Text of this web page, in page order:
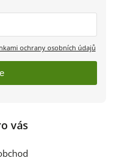
vás
ochrany osobních údajů